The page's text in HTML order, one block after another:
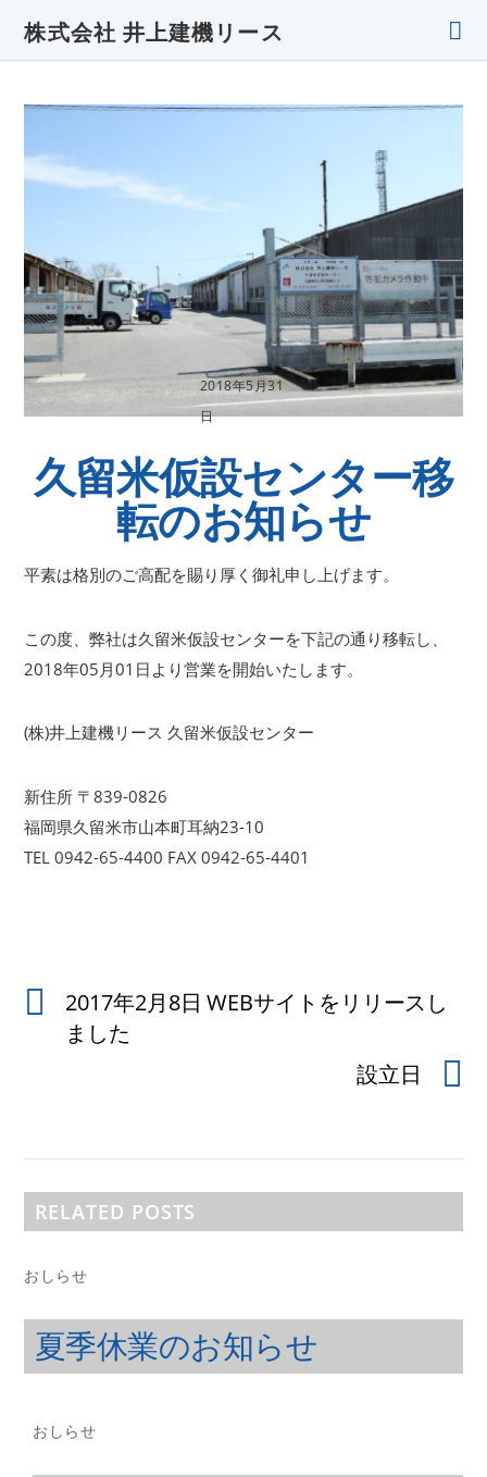
株式会社 井上建機リース
2018年5月31
日
久留米仮設センター移
転のお知らせ
平素は格別のご高配を賜り厚く御礼申し上げます。
この度、弊社は久留米仮設センターを下記の通り移転し、
2018年05月01日より営業を開始いたします。
(株)井上建機リース 久留米仮設センター
新住所 〒839-0826
福岡県久留米市山本町耳納23-10
TEL 0942-65-4400 FAX 0942-65-4401
2017年2月8日 WEBサイトをリリースし
ました
設立日
RELATED POSTS
おしらせ
夏季休業のお知らせ
おしらせ